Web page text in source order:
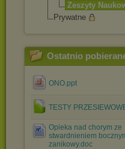
Zeszyty
Prywatne
Ostatnio
ONO.ppt
TESTY
Opieka nad chorym ze
stwardnieniem
zanikowy.doc